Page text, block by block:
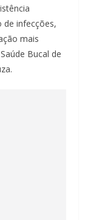
de infecções,
mais
Bucal de